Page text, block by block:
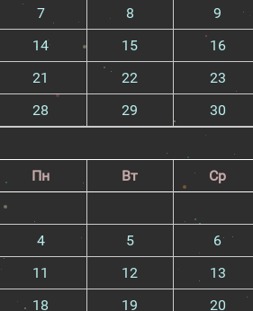
7
8 9
14
15 16
21
22 23
28
29 30
Пн
Вт Ср
4
5 6
11
12 13
18
19 20